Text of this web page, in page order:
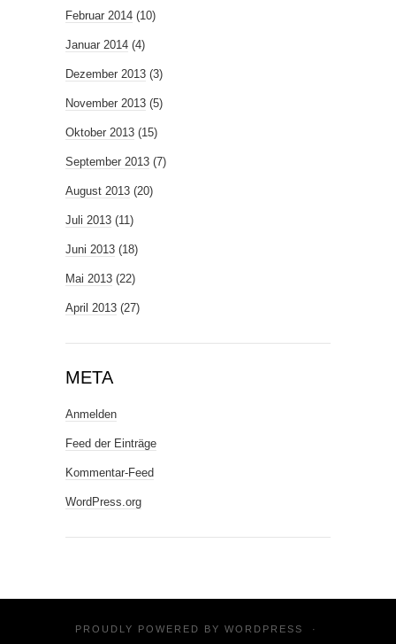
Februar 2014 (10)
Januar 2014 (4)
Dezember 2013 (3)
November 2013 (5)
Oktober 2013 (15)
September 2013 (7)
August 2013 (20)
Juli 2013 (11)
Juni 2013 (18)
Mai 2013 (22)
April 2013 (27)
META
Anmelden
Feed der Einträge
Kommentar-Feed
WordPress.org
PROUDLY POWERED BY WORDPRESS
·